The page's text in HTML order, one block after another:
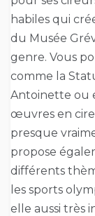
habiles qui
du Musée
genre. Vous
comme la
Antoinette ou
œuvres en cire
presque
propose
différents
les sports
elle aussi très